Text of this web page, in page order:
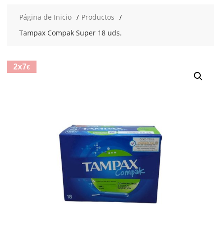
Página de Inicio
Productos
Tampax Compak Super 18 uds.
2x7€